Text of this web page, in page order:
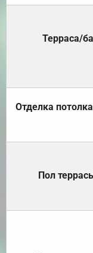
Терраса/
Отделка
Пол